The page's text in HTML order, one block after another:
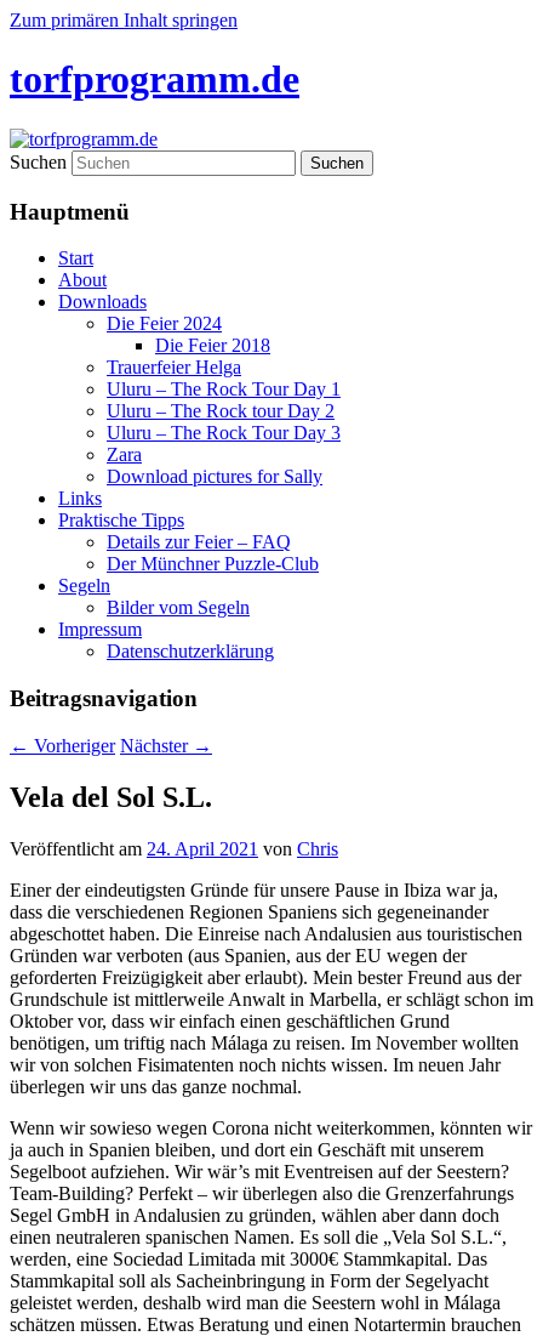
Zum primären Inhalt springen
torfprogramm.de
Suchen
Hauptmenü
Start
About
Downloads
Die Feier 2024
Die Feier 2018
Trauerfeier Helga
Uluru – The Rock Tour Day 1
Uluru – The Rock tour Day 2
Uluru – The Rock Tour Day 3
Zara
Download pictures for Sally
Links
Praktische Tipps
Details zur Feier – FAQ
Der Münchner Puzzle-Club
Segeln
Bilder vom Segeln
Impressum
Datenschutz­erklärung
Beitragsnavigation
← Vorheriger Nächster →
Vela del Sol S.L.
Veröffentlicht am 24. April 2021 von Chris
Einer der eindeutigsten Gründe für unsere Pause in Ibiza war ja,
dass die verschiedenen Regionen Spaniens sich gegeneinander
abgeschottet haben. Die Einreise nach Andalusien aus touristischen
Gründen war verboten (aus Spanien, aus der EU wegen der
geforderten Freizügigkeit aber erlaubt). Mein bester Freund aus der
Grundschule ist mittlerweile Anwalt in Marbella, er schlägt schon im
Oktober vor, dass wir einfach einen geschäftlichen Grund
benötigen, um triftig nach Málaga zu reisen. Im November wollten
wir von solchen Fisimatenten noch nichts wissen. Im neuen Jahr
überlegen wir uns das ganze nochmal.
Wenn wir sowieso wegen Corona nicht weiterkommen, könnten wir
ja auch in Spanien bleiben, und dort ein Geschäft mit unserem
Segelboot aufziehen. Wir wär’s mit Eventreisen auf der Seestern?
Team-Building? Perfekt – wir überlegen also die Grenzerfahrungs
Segel GmbH in Andalusien zu gründen, wählen aber dann doch
einen neutraleren spanischen Namen. Es soll die „Vela Sol S.L.“,
werden, eine Sociedad Limitada mit 3000€ Stammkapital. Das
Stammkapital soll als Sacheinbringung in Form der Segelyacht
geleistet werden, deshalb wird man die Seestern wohl in Málaga
schätzen müssen. Etwas Beratung und einen Notartermin brauchen